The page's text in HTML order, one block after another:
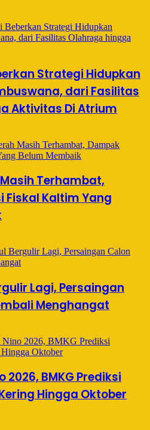
Strategi Hidupkan
dari Fasilitas
Aktivitas Di Atrium
Terhambat,
Fiskal Kaltim Yang
Lagi, Persaingan
Menghangat
2026, BMKG Prediksi
Hingga Oktober